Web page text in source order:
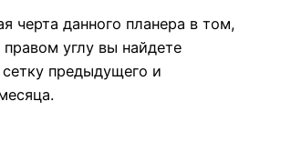
черта данного планера в том,
углу вы найдете
предыдущего и